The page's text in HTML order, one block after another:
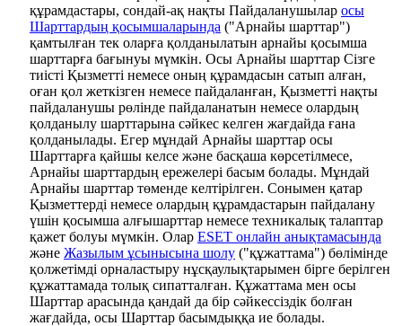
құрамдастары, сондай-ақ нақты Пайдаланушылар осы
Шарттардың қосымшаларында ("Арнайы шарттар")
қамтылған тек оларға қолданылатын арнайы қосымша
шарттарға бағынуы мүмкін. Осы Арнайы шарттар Сізге
тиісті Қызметті немесе оның құрамдасын сатып алған,
оған қол жеткізген немесе пайдаланған, Қызметті нақты
пайдаланушы рөлінде пайдаланатын немесе олардың
қолданылу шарттарына сәйкес келген жағдайда ғана
қолданылады. Егер мұндай Арнайы шарттар осы
Шарттарға қайшы келсе және басқаша көрсетілмесе,
Арнайы шарттардың ережелері басым болады. Мұндай
Арнайы шарттар төменде келтірілген. Сонымен қатар
Қызметтерді немесе олардың құрамдастарын пайдалану
үшін қосымша алғышарттар немесе техникалық талаптар
қажет болуы мүмкін. Олар ESET онлайн анықтамасында
және Жазылым ұсынысына шолу ("құжаттама") бөлімінде
қолжетімді орналастыру нұсқаулықтарымен бірге берілген
құжаттамада толық сипатталған. Құжаттама мен осы
Шарттар арасында қандай да бір сәйкессіздік болған
жағдайда, осы Шарттар басымдыққа ие болады.